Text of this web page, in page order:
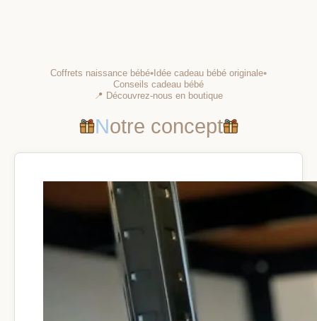
Coffrets naissance bébé•Idée cadeau bébé originale•
Conseils cadeau bébé
📍 Découvrez-nous en boutique
Notre concept